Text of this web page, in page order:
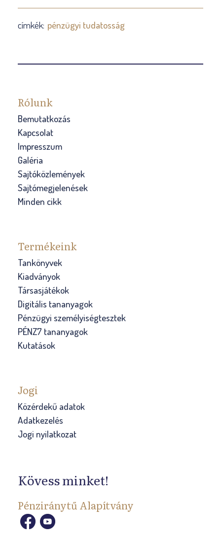
címkék: pénzügyi tudatosság
Rólunk
Bemutatkozás
Kapcsolat
Impresszum
Galéria
Sajtóközlemények
Sajtómegjelenések
Minden cikk
Termékeink
Tankönyvek
Kiadványok
Társasjátékok
Digitális tananyagok
Pénzügyi személyiségtesztek
PÉNZ7 tananyagok
Kutatások
Jogi
Közérdekű adatok
Adatkezelés
Jogi nyilatkozat
Kövess minket!
Pénziránytű Alapítvány